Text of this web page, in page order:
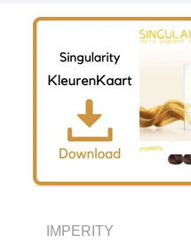
IMPERITY